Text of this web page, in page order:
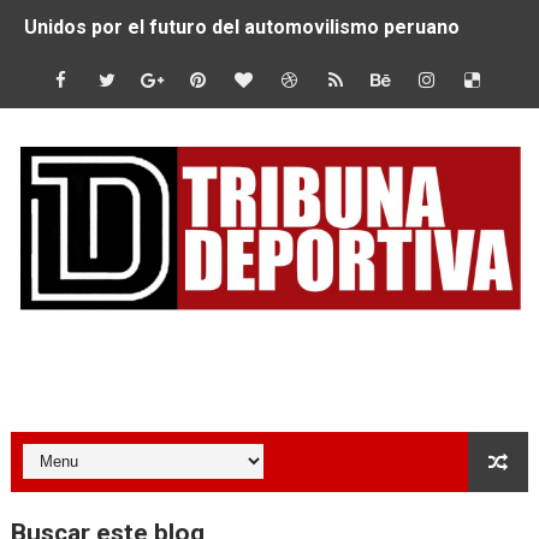
Unidos por el futuro del automovilismo peruano
De Huaraz para el mundo: La Ultra Trail Cordillera
MARATÓN DE LIMA: EL CHEQUEO MÉDICO COMO LA
CLAUDIO PIZARRO: "YO ESPERABA MUCHO MÁS DE
URUBAMBA CORONÓ A LOS ARGENTINOS
ÁNGELO CARO SE CONSAGRA SUBCAMPEÓN MUNDIAL
Buscar este blog